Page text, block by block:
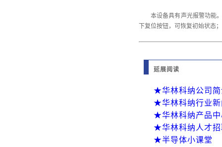
本设备具有声光报警功能
下复位按钮，可恢复初始状态
延展阅读
★华林科纳公司
★华林科纳行业
★华林科纳产品
★华林科纳人才
★半导体小课堂